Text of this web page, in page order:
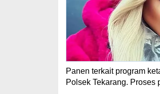
Panen terkait program
Polsek Tekarang.